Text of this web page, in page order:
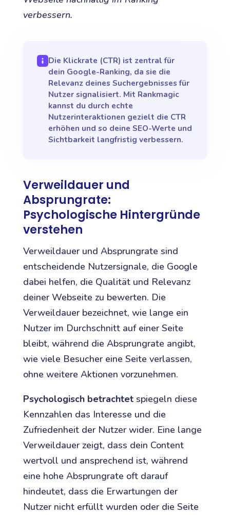
verbessern.
Die Klickrate (CTR) ist zentral für
dein Google-Ranking, da sie die
Relevanz deines Suchergebnisses für
Nutzer signalisiert. Mit Rankmagic
kannst du durch echte
Nutzerinteraktionen gezielt die CTR
erhöhen und so deine SEO-Werte und
Sichtbarkeit langfristig verbessern.
Verweildauer und
Absprungrate:
Psychologische Hintergründe
verstehen
Verweildauer und Absprungrate sind
entscheidende Nutzersignale, die Google
dabei helfen, die Qualität und Relevanz
deiner Webseite zu bewerten. Die
Verweildauer bezeichnet, wie lange ein
Nutzer im Durchschnitt auf einer Seite
bleibt, während die Absprungrate angibt,
wie viele Besucher eine Seite verlassen,
ohne weitere Aktionen vorzunehmen.
Psychologisch betrachtetspiegeln diese
Kennzahlen das Interesse und die
Zufriedenheit der Nutzer wider. Eine lange
Verweildauer zeigt, dass dein Content
wertvoll und ansprechend ist, während
eine hohe Absprungrate oft darauf
hindeutet, dass die Erwartungen der
Nutzer nicht erfüllt wurden oder die Seite